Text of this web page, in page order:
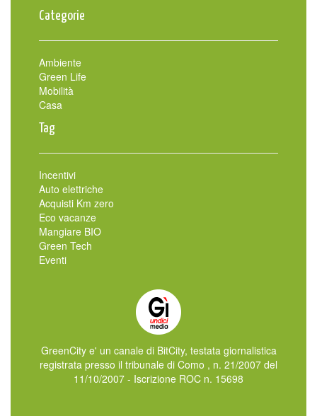
Categorie
Ambiente
Green Life
Mobilità
Casa
Tag
Incentivi
Auto elettriche
Acquisti Km zero
Eco vacanze
Mangiare BIO
Green Tech
Eventi
GreenCity e' un canale di BitCity, testata giornalistica
registrata presso il tribunale di Como , n. 21/2007 del
11/10/2007 - Iscrizione ROC n. 15698